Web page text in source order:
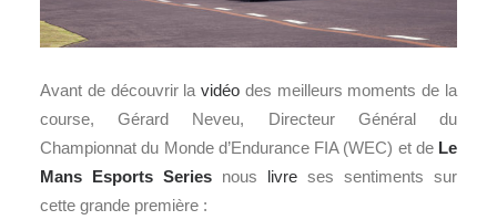
Avant de découvrir lavidéo des meilleurs moments de la
course, Gérard Neveu, Directeur Général du
Championnat du Monde d’Endurance FIA (WEC) et de Le
Mans Esports Series nous livre ses sentiments sur
cette grande première :